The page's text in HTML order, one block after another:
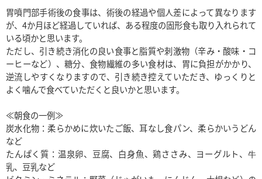
胃噴門部手術後の食事は、術後の経過や個人差によって異なります
が、4か月ほど経過していれば、ある程度の固形食も取り入れられて
いる頃かと思います。
ただし、引き続き消化の良い食事と脂質や刺激物（辛み・酸味・コ
ーヒーなど）、糖分、食物繊維の多い食材は、胃に負担がかかり、
逆流しやすくなりますので、引き続き控えていただき、ゆっくりと
よく噛んで食べていただくと良いかと思います。
≪朝食の一例≫
炭水化物：柔らかめに炊いたご飯、耳なし食パン、柔らかいうどん
など
たんぱく質：温泉卵、豆腐、白身魚、鶏ささみ、ヨーグルト、牛
乳、豆乳など